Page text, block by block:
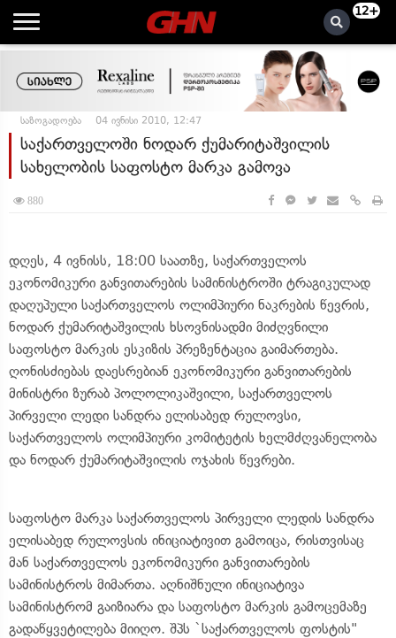
12+
საზოგადოება 04 ივნისი 2010, 12:47
საქართველოში ნოდარ ქუმარიტაშვილის
სახელობის საფოსტო მარკა გამოვა
880
დღეს, 4 ივნისს, 18:00 საათზე, საქართველოს
ეკონომიკური განვითარების სამინისტროში ტრაგიკულად
დაღუპული საქართველოს ოლიმპიური ნაკრების წევრის,
ნოდარ ქუმარიტაშვილის ხსოვნისადმი მიძღვნილი
საფოსტო მარკის ესკიზის პრეზენტაცია გაიმართება.
ღონისძიებას დაესრებიან ეკონომიკური განვითარების
მინისტრი ზურაბ პოლოლიკაშვილი, საქართველოს
პირველი ლედი სანდრა ელისაბედ რულოვსი,
საქართველოს ოლიმპიური კომიტეტის ხელმძღვანელობა
და ნოდარ ქუმარიტაშვილის ოჯახის წევრები.
საფოსტო მარკა საქართველოს პირველი ლედის სანდრა
ელისაბედ რულოვსის ინიციატივით გამოიცა, რისთვისაც
მან საქართველოს ეკონომიკური განვითარების
სამინისტროს მიმართა. აღნიშნული ინიციატივა
სამინისტრომ გაიზიარა და საფოსტო მარკის გამოცემაზე
გადაწყვეტილება მიიღო. შპს `საქართველოს ფოსტის"